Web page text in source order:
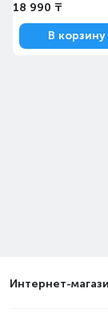
18 990 ₸
В корзину
Интернет-